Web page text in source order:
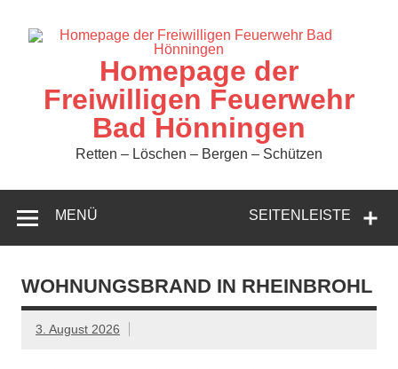
springen
Homepage der
Freiwilligen Feuerwehr
Bad Hönningen
Retten – Löschen – Bergen – Schützen
SEITENLEISTE
MENÜ
WOHNUNGSBRAND IN RHEINBROHL
3. August 2026